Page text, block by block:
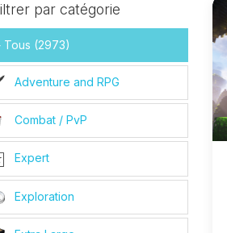
par catégorie
Tous (2973)
Adventure and RPG
Combat / PvP
Expert
Exploration